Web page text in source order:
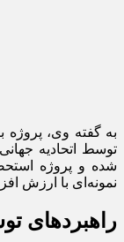
به گفته وی،
توسط اتحادیه
شده و پروژه
نمونه‌ای با ارزش
راهبردهای